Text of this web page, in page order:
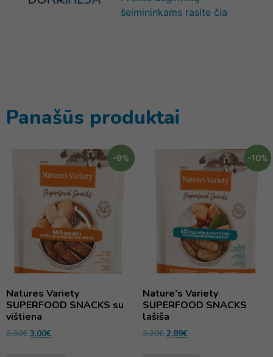
šeimininkams rasite čia
Panašūs produktai
-9%
Natures Variety
SUPERFOOD SNACKS su
vištiena
3,30€ 3,00€
-10%
Nature’s Variety
SUPERFOOD SNACKS
lašiša
3,20€ 2,89€